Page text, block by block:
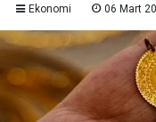
Ekonomi 06 Mart